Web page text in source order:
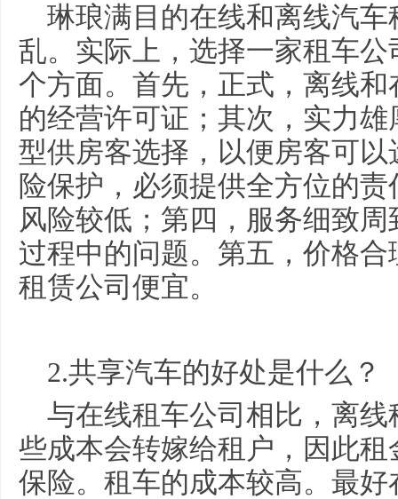
琳琅满目的在线和离线汽
乱。实际上，选择一家租车
个方面。首先，正式，离线
的经营许可证；其次，实力
型供房客选择，以便房客可
险保护，必须提供全方位的
风险较低；第四，服务细致
过程中的问题。第五，价格
租赁公司便宜。
2.共享汽车的好处是什么？
与在线租车公司相比，离
些成本会转嫁给租户，因此
保险。租车的成本较高。最